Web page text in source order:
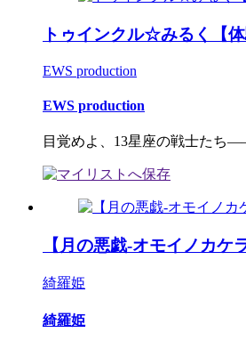
トゥインクル☆みるく【体
EWS production
EWS production
目覚めよ、13星座の戦士たち
【月の悪戯-オモイノカケ
綺羅姫
綺羅姫